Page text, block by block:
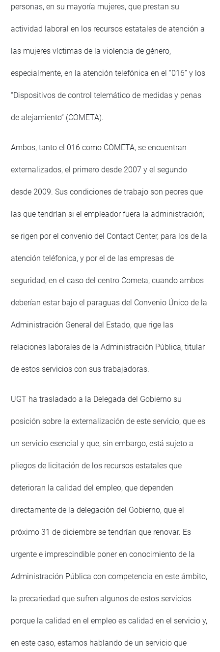
personas, en su mayoría mujeres, que prestan su
actividad laboral en los recursos estatales de atención a
las mujeres víctimas de la violencia de género,
especialmente, en la atención telefónica en el “016” y los
“Dispositivos de control telemático de medidas y penas
de alejamiento” (COMETA).
Ambos, tanto el 016 como COMETA, se encuentran
externalizados, el primero desde 2007 y el segundo
desde 2009. Sus condiciones de trabajo son peores que
las que tendrían si el empleador fuera la administración;
se rigen por el convenio del Contact Center, para los de la
atención teléfonica, y por el de las empresas de
seguridad, en el caso del centro Cometa, cuando ambos
deberían estar bajo el paraguas del Convenio Único de la
Administración General del Estado, que rige las
relaciones laborales de la Administración Pública, titular
de estos servicios con sus trabajadoras.
UGT ha trasladado a la Delegada del Gobierno su
posición sobre la externalización de este servicio, que es
un servicio esencial y que, sin embargo, está sujeto a
pliegos de licitación de los recursos estatales que
deterioran la calidad del empleo, que dependen
directamente de la delegación del Gobierno, que el
próximo 31 de diciembre se tendrían que renovar. Es
urgente e imprescindible poner en conocimiento de la
Administración Pública con competencia en este ámbito,
la precariedad que sufren algunos de estos servicios
porque la calidad en el empleo es calidad en el servicio y,
en este caso, estamos hablando de un servicio que